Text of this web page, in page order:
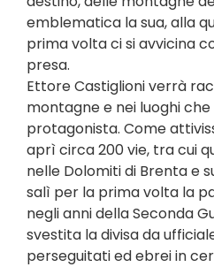
emblematica la sua, alla
prima volta ci si avvicina
presa.
Ettore Castiglioni verrà
montagne e nei luoghi
protagonista. Come
aprì circa 200 vie, tra cui
nelle Dolomiti di Brenta e
salì per la prima volta la
negli anni della Seconda
svestita la divisa da
perseguitati ed ebrei in